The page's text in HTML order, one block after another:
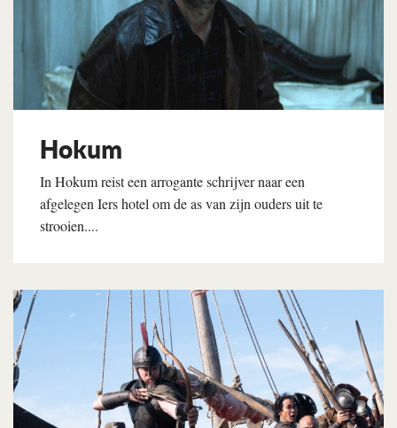
Hokum
In Hokum reist een arrogante schrijver naar een
afgelegen Iers hotel om de as van zijn ouders uit te
strooien....
Lees verder